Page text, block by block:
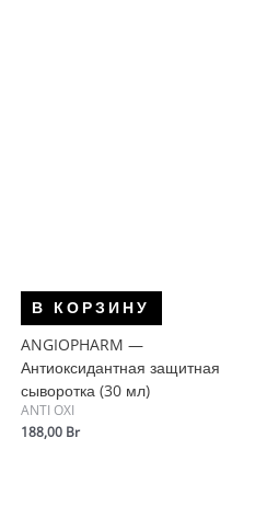
В КОРЗИНУ
ANGIOPHARM —
Антиоксидантная защитная
сыворотка (30 мл)
ANTI OXI
188,00 Br